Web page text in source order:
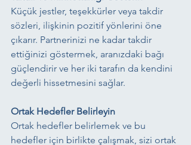
Küçük jestler, teşekkürler veya takdir
sözleri, ilişkinin pozitif yönlerini öne
çıkarır. Partnerinizi ne kadar takdir
ettiğinizi göstermek, aranızdaki bağı
güçlendirir ve her iki tarafın da kendini
değerli hissetmesini sağlar.
Ortak Hedefler Belirleyin
Ortak hedefler belirlemek ve bu
hedefler için birlikte çalışmak, sizi ortak